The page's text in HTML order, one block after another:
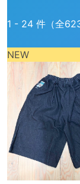
1 - 24 件（全623
NEW